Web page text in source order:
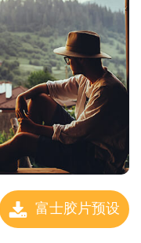
富士胶片预设